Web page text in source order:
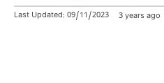
Last Updated: 09/11/2023 3 years ago